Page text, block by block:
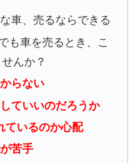
車、売るならできる
も車を売るとき、こ
んか？
らない
ていいのだろうか
ているのか心配
苦手